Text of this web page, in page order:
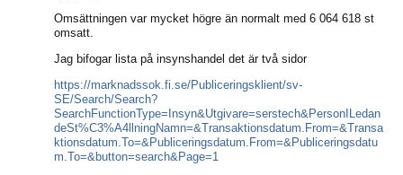
Omsättningen var mycket högre än normalt med 6 064 618 st
omsatt.
Jag bifogar lista på insynshandel det är två sidor
https://marknadssok.fi.se/Publiceringsklient/sv-
SE/Search/Search?
SearchFunctionType=Insyn&Utgivare=serstech&PersonILedan
deSt%C3%A4llningNamn=&Transaktionsdatum.From=&Transa
ktionsdatum.To=&Publiceringsdatum.From=&Publiceringsdatu
m.To=&button=search&Page=1